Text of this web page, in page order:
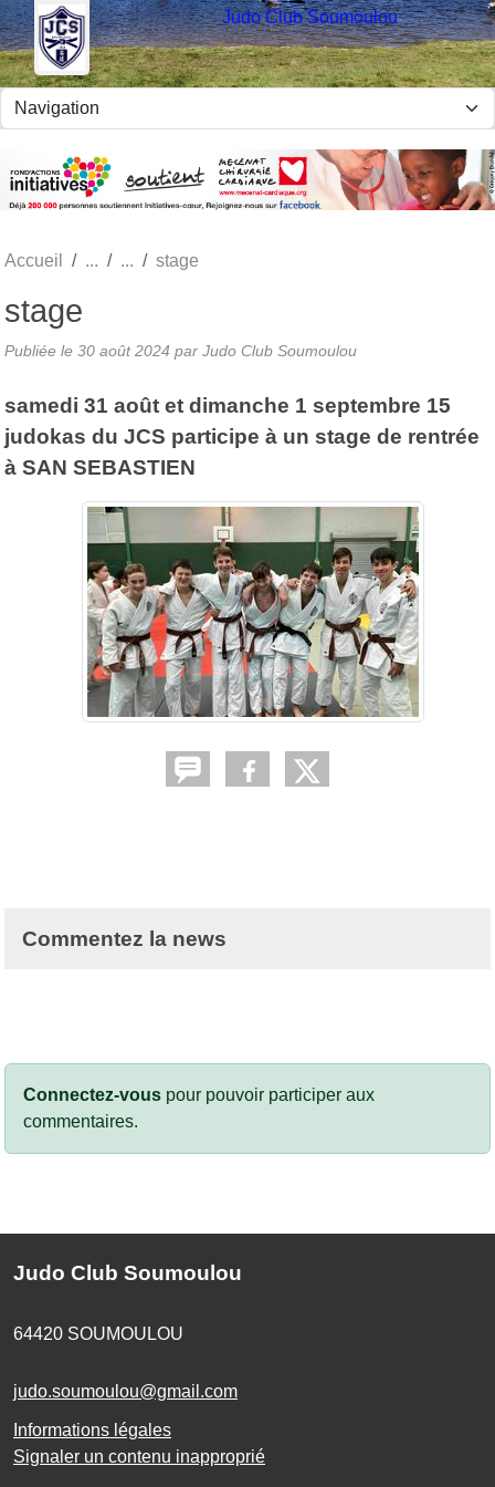
Judo Club Soumoulou
Accueil stage
stage
Publiée le 30 août 2024 par Judo Club Soumoulou
samedi 31 août et dimanche 1 septembre 15
judokas du JCS participe à un stage de rentrée
à SAN SEBASTIEN
Commentez la news
Connectez-vous pour pouvoir participer aux
commentaires.
Judo Club Soumoulou
64420 SOUMOULOU
judo.soumoulou@gmail.com
Informations légales
Signaler un contenu inapproprié
Panneau de gestion des cookies